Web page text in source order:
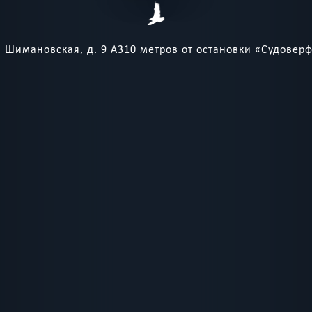
Шимановская, д. 9 А310 метров от остановки